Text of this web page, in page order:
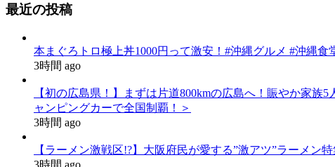
最近の投稿
本まぐろトロ極上丼1000円って激安！#沖縄グルメ #沖縄食
3時間 ago
【初の広島県！】まずは片道800kmの広島へ！賑やか家
ャンピングカーで全国制覇！＞
3時間 ago
【ラーメン激戦区!?】大阪府民が愛する”激アツ”ラーメン特